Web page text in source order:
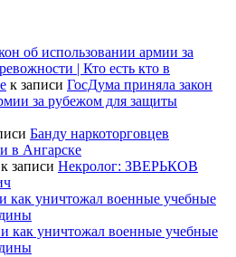
об использовании армии за
| Кто есть кто в
к записи ГосДума приняла закон
за рубежом для защиты
Банду наркоторговцев
в Ангарске
к записи Некролог: ЗВЕРЬКОВ
как уничтожал военные учебные
как уничтожал военные учебные